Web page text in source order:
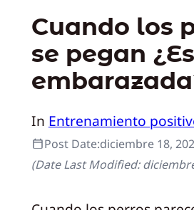
Cuando los
se pegan
In Entrenamiento
Post Date:diciembre 18,
(Date Last Modified: